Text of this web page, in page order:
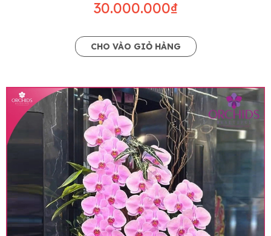
Lưu ý về giá niêm yết
• Giá trên website chưa bao gồm thuế giá trị gia
• Giá trên được miễn ship giao trong nội thành,
miễn phí in thiệp - banner theo yêu cầu khách
hàng.
• Beautiful Orchids liên kết với các cửa hàng
trên toàn quốc để phục vụ giao hoa tận nơi, mỗi
khu vực sẽ có mức giá khác nhau (tùy vào chi
phí mặt bằng, nguyên vật liệu,..) nên giá có thể sẽ
thay đổi so với giá niêm yết trên website. Khách
hàng ở Tỉnh thành khác vui lòng chủ động hỏi lại
giá trước khi đặt hàng, shop sẽ chủ động báo giá
chính xác khi có địa chỉ giao hàng cụ thể.
30.000.000₫
CHO VÀO GIỎ HÀNG